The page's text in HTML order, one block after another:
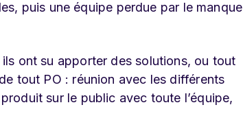
puis une équipe perdue par le manque
ont su apporter des solutions, ou tout
tout PO : réunion avec les différents
sur le public avec toute l’équipe,